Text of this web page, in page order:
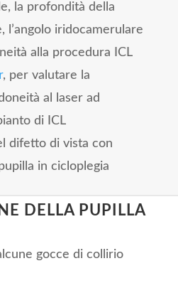
la profondità della
l’angolo iridocamerulare
alla procedura ICL
, per valutare la
al laser ad
di ICL
difetto di vista con
in cicloplegia
DELLA PUPILLA
gocce di collirio